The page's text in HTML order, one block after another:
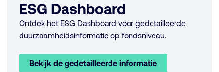
ESG Dashboard
Ontdek het ESG Dashboard voor gedetailleerde
duurzaamheidsinformatie op fondsniveau.
Bekijk de gedetailleerde informatie